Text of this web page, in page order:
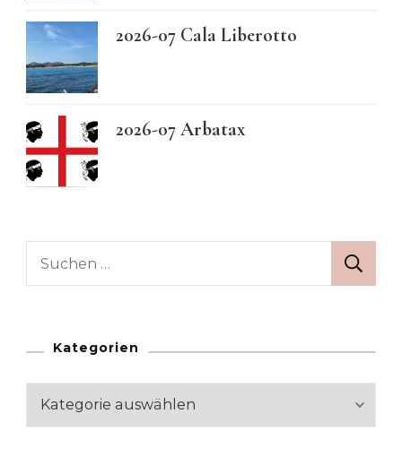
2026-07 Cala Liberotto
2026-07 Arbatax
Suchen
Kategorien
Kategorien